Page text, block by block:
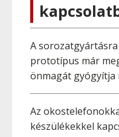
A
prototípus már
önmagát gyógyítja
Az
készülékekkel